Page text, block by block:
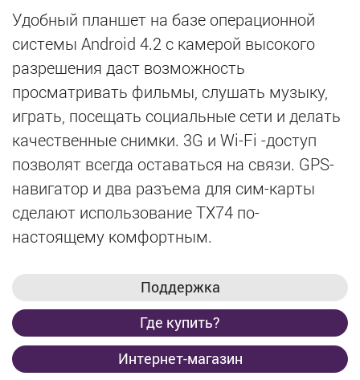
Удобный планшет на базе операционной
системы Android 4.2 с камерой высокого
разрешения даст возможность
просматривать фильмы, слушать музыку,
играть, посещать социальные сети и делать
качественные снимки. 3G и Wi-Fi -доступ
позволят всегда оставаться на связи. GPS-
навигатор и два разъема для сим-карты
сделают использование TX74 по-
настоящему комфортным.
Поддержка
Где купить?
Интернет-магазин